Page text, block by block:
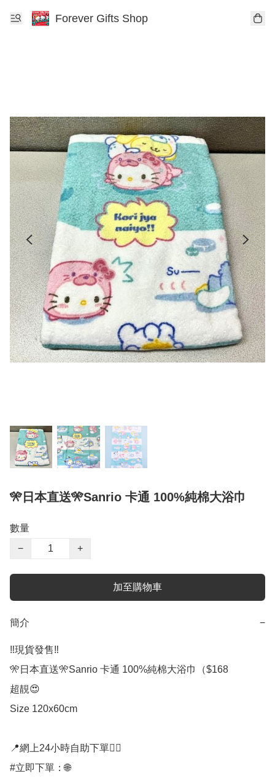
Forever Gifts Shop
🎌日本直送🎌Sanrio 卡通 100%純棉大浴巾
數量
−
+
加至購物車
簡介 −
‼️現貨發售‼️
🎌日本直送🎌Sanrio 卡通 100%純棉大浴巾（$168
超靚😍
Size 120x60cm
📍網上24小時自助下單👍🏻
#立即下單：🌐